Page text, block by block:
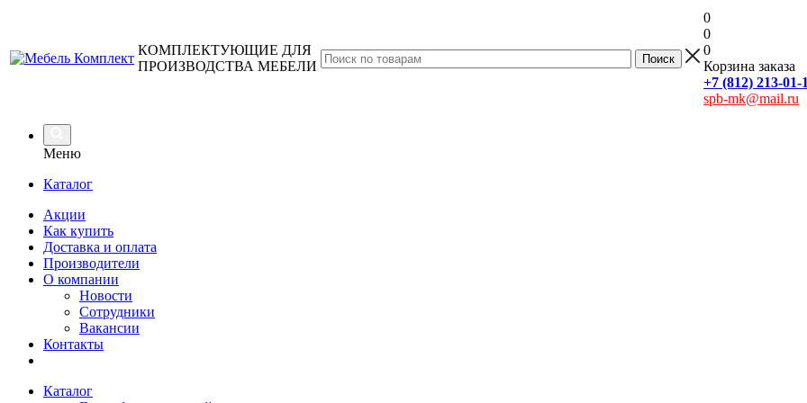
КОМПЛЕКТУЮЩИЕ ДЛЯ
ПРОИЗВОДСТВА МЕБЕЛИ
0
0
0
Корзина заказа
+7 (812) 213-01-
spb-mk@mail.ru
Меню
Каталог
Акции
Как купить
Доставка и оплата
Производители
О компании
Новости
Сотрудники
Вакансии
Контакты
Каталог